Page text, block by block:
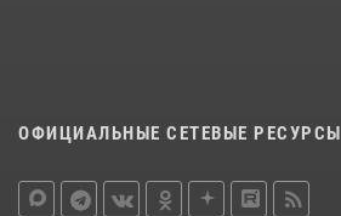
ОФИЦИАЛЬНЫЕ СЕТЕВЫЕ РЕСУРСЫ